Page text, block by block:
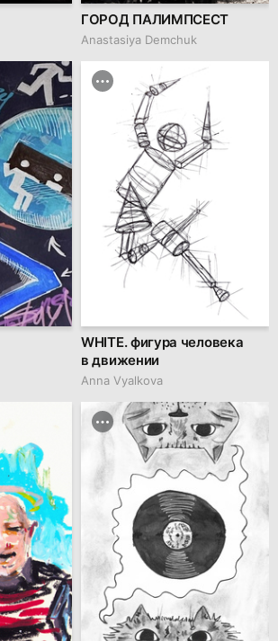
ГОРОД ПАЛИМПСЕСТ
Anastasiya Demchuk
WHITE. фигура человека
в движении
Anna Vyalkova